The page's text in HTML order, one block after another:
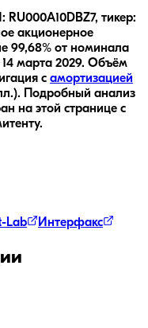
тикер:
акционерное
99,68% от номинала
марта 2029. Объём
с амортизацией
).
Подробный анализ
на этой странице с
Lab Интерфакс